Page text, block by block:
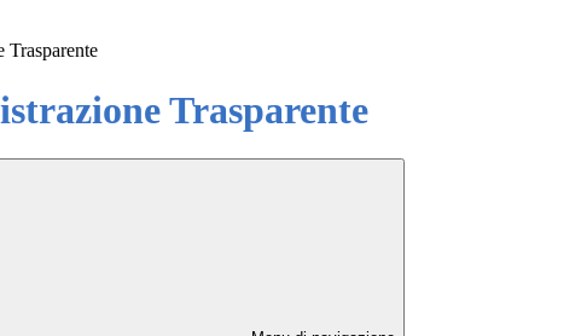
Trasparente
Trasparente